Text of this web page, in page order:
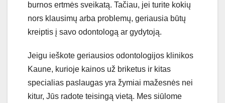
burnos ertmės sveikatą. Tačiau, jei turite kokių
nors klausimų arba problemų, geriausia būtų
kreiptis į savo odontologą ar gydytoją.
Jeigu ieškote geriausios odontologijos klinikos
Kaune, kurioje kainos už briketus ir kitas
specialias paslaugas yra žymiai mažesnės nei
kitur, Jūs radote teisingą vietą. Mes siūlome